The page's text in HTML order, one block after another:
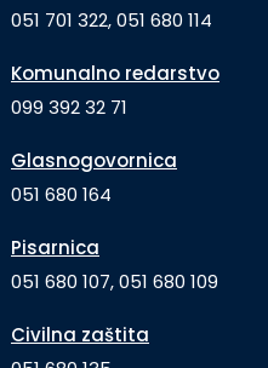
051 701 322, 051 680 114
Komunalno redarstvo
099 392 32 71
Glasnogovornica
051 680 164
Pisarnica
051 680 107, 051 680 109
Civilna zaštita